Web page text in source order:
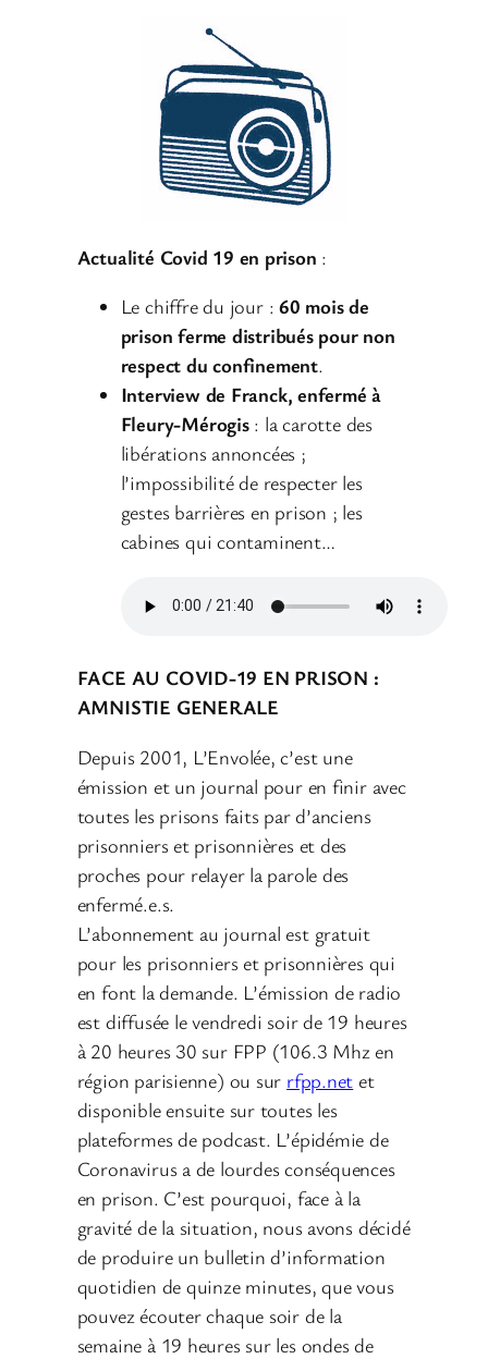
Actualité Covid 19 en prison :
Le chiffre du jour :60 mois de
prison ferme distribués pour non
respect du confinement.
Interview de Franck, enfermé à
Fleury-Mérogis: la carotte des
libérations annoncées ;
l’impossibilité de respecter les
gestes barrières en prison ; les
cabines qui contaminent…
FACE AU COVID-19 EN PRISON :
AMNISTIE GENERALE
Depuis 2001, L’Envolée, c’est une
émission et un journal pour en finir avec
toutes les prisons faits par d’anciens
prisonniers et prisonnières et des
proches pour relayer la parole des
enfermé.e.s.
L’abonnement au journal est gratuit
pour les prisonniers et prisonnières qui
en font la demande. L’émission de radio
est diffusée le vendredi soir de 19 heures
à 20 heures 30 sur FPP (106.3 Mhz en
région parisienne) ou sur rfpp.net et
disponible ensuite sur toutes les
plateformes de podcast. L’épidémie de
Coronavirus a de lourdes conséquences
en prison. C’est pourquoi, face à la
gravité de la situation, nous avons décidé
de produire un bulletin d’information
quotidien de quinze minutes, que vous
pouvez écouter chaque soir de la
semaine à 19 heures sur les ondes de